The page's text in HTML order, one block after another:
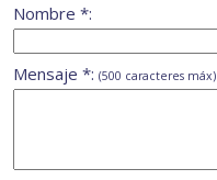
Nombre *:
Mensaje *: (500 caracteres máx)